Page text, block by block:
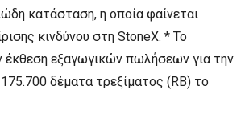
κατάσταση, η οποία φαίνεται
κινδύνου στη StoneX. * Το
έκθεση εξαγωγικών πωλήσεων για την
δέματα τρεξίματος (RB) το